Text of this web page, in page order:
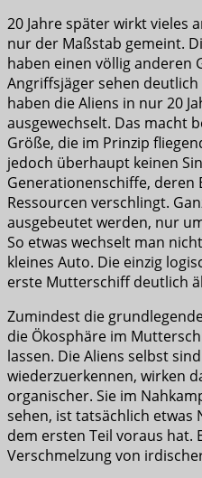
20 Jahre später wirkt vieles
nur der Maßstab gemeint.
haben einen völlig anderen
Angriffsjäger sehen
haben die Aliens in nur 20
ausgewechselt. Das macht
Größe, die im Prinzip
jedoch überhaupt keinen
Generationenschiffe, deren
Ressourcen verschlingt.
ausgebeutet werden, nur
So etwas wechselt man
kleines Auto. Die einzig
erste Mutterschiff deutlich
Zumindest die
die Ökosphäre im
lassen. Die Aliens selbst
wiederzuerkennen, wirken
organischer. Sie im
sehen, ist tatsächlich etwas
dem ersten Teil voraus hat.
Verschmelzung von